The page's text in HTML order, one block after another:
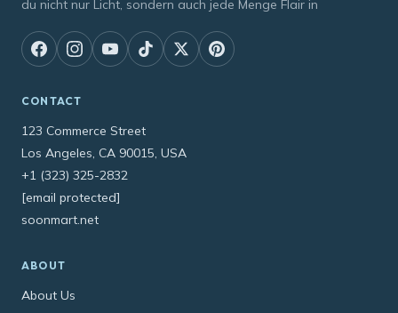
du nicht nur Licht, sondern auch jede Menge Flair in
CONTACT
123 Commerce Street
Los Angeles, CA 90015, USA
+1 (323) 325-2832
[email protected]
soonmart.net
ABOUT
About Us